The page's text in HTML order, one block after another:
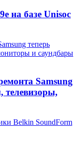
на базе Unisoc
теперь
и саундбары
Samsung
телевизоры,
Belkin SoundForm